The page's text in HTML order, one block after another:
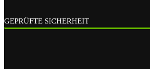
GEPRÜFTE SICHERHEIT